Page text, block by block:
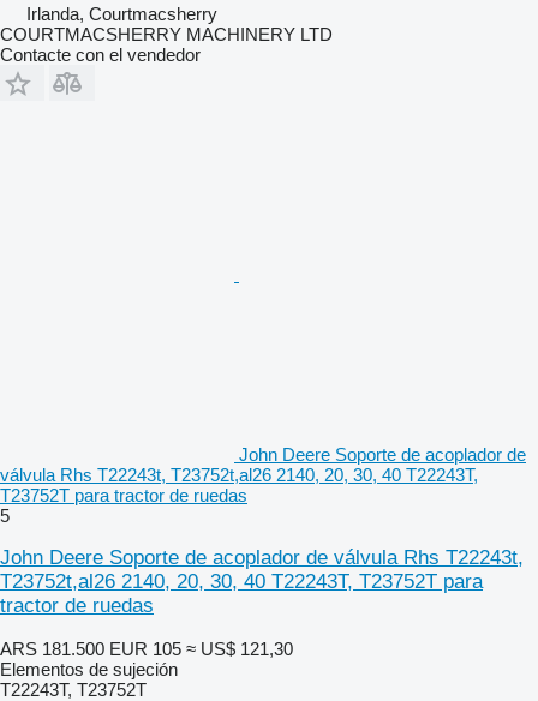
Irlanda, Courtmacsherry
COURTMACSHERRY MACHINERY LTD
Contacte con el vendedor
John Deere Soporte de acoplador de
válvula Rhs T22243t, T23752t,al26 2140, 20, 30, 40 T22243T,
T23752T para tractor de ruedas
5
John Deere Soporte de acoplador de válvula Rhs T22243t,
T23752t,al26 2140, 20, 30, 40 T22243T, T23752T para
tractor de ruedas
ARS 181.500 EUR 105 ≈ US$ 121,30
Elementos de sujeción
T22243T, T23752T